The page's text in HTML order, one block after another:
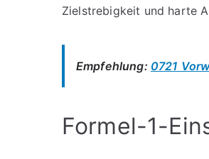
Zielstrebigkeit und harte
Empfehlung: 0721
Formel-1-